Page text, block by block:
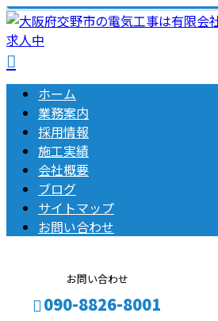
ホーム
業務案内
採用情報
施工実績
会社概要
ブログ
サイトマップ
お問い合わせ
お問い合わせ
090-8826-8001